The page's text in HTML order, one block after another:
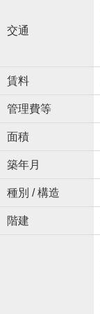
交通
賃料
管理費等
面積
築年月
種別 / 構造
階建